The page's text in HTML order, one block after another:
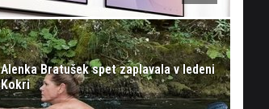
Alenka Bratušek spet zaplavala v ledeni
Kokri